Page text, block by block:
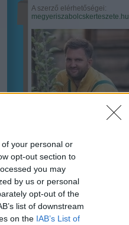
your personal or
opt-out section to
you may
by us or personal
opt-out of the
list of downstream
on the IAB’s List of
A szerző elérhetőségei:
megyeriszabolcskerteszete.hu